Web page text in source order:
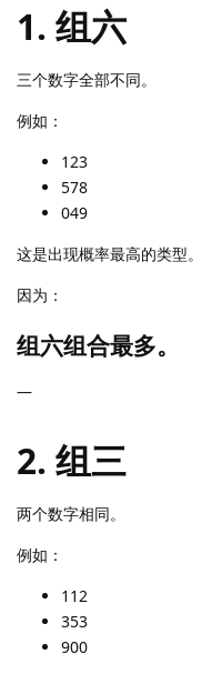
1. 组六
三个数字全部不同。
例如：
123
578
049
这是出现概率最高的类型。
因为：
组六组合最多。
—
2. 组三
两个数字相同。
例如：
112
353
900